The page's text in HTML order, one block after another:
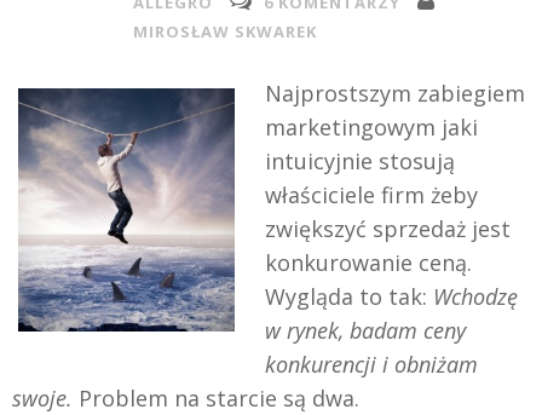
MIROSŁAW SKWAREK
Najprostszym zabiegiem
marketingowym jaki
intuicyjnie stosują
właściciele firm żeby
zwiększyć sprzedaż jest
konkurowanie ceną.
Wygląda to tak: Wchodzę
w rynek, badam ceny
konkurencji i obniżam
swoje. Problem na starcie są dwa.